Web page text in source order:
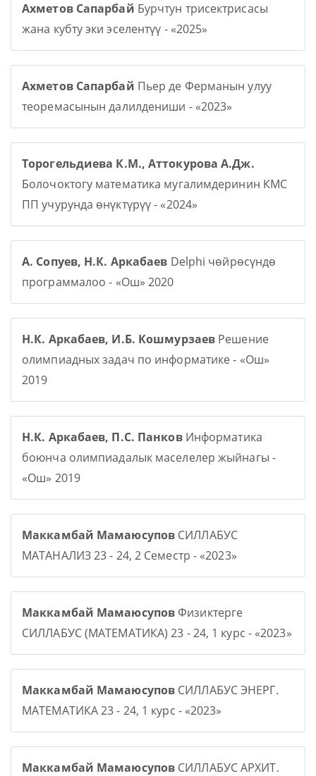
Ахметов Сапарбай Бурчтун трисектрисасы
жана кубту эки эселентүү - «2025»
Ахметов Сапарбай Пьер де Ферманын улуу
теоремасынын далилдениши - «2023»
Торогельдиева К.М., Аттокурова А.Дж.
Болочоктогу математика мугалимдеринин КМС
ПП учурунда өнүктүрүү - «2024»
А. Сопуев, Н.К. Аркабаев Delphi чөйрөсүндө
программалоо - «Ош» 2020
Н.К. Аркабаев, И.Б. Кошмурзаев Решение
олимпиадных задач по информатике - «Ош»
2019
Н.К. Аркабаев, П.С. ПанковИнформатика
боюнча олимпиадалык маселелер жыйнагы -
«Ош» 2019
Маккамбай Мамаюсупов СИЛЛАБУС
МАТАНАЛИЗ 23 - 24, 2 Семестр - «2023»
Маккамбай МамаюсуповФизиктерге
СИЛЛАБУС (МАТЕМАТИКА) 23 - 24, 1 курс - «2023»
Маккамбай Мамаюсупов СИЛЛАБУС ЭНЕРГ.
МАТЕМАТИКА 23 - 24, 1 курс - «2023»
Маккамбай Мамаюсупов СИЛЛАБУС АРХИТ.